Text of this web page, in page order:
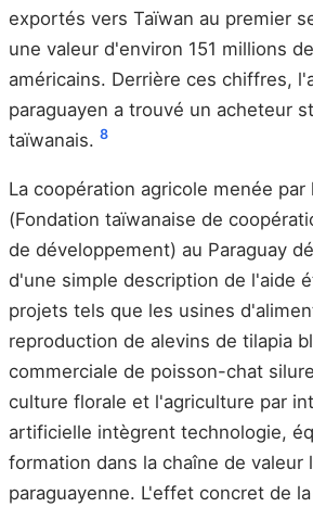
exportés vers Taïwan au premier
une valeur d'environ 151 millions
américains. Derrière ces chiffres,
paraguayen a trouvé un acheteur
taïwanais. 8
La coopération agricole menée par
(Fondation taïwanaise de
de développement) au Paraguay
d'une simple description de l'aide
projets tels que les usines
reproduction de alevins de tilapia
commerciale de poisson-chat
culture florale et l'agriculture par
artificielle intègrent technologie,
formation dans la chaîne de valeur
paraguayenne. L'effet concret de